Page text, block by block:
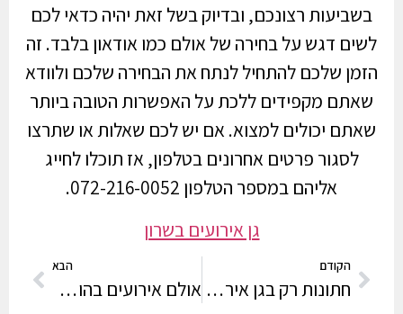
בשביעות רצונכם, ובדיוק בשל זאת יהיה כדאי לכם
לשים דגש על בחירה של אולם כמו אודאון בלבד. זה
הזמן שלכם להתחיל לנתח את הבחירה שלכם ולוודא
שאתם מקפידים ללכת על האפשרות הטובה ביותר
שאתם יכולים למצוא. אם יש לכם שאלות או שתרצו
לסגור פרטים אחרונים בטלפון, אז תוכלו לחייג
אליהם במספר הטלפון 072-216-0052.
גן אירועים בשרון
הקודם
חתונות רק בגן אירועים בעמק חפר
הבא
אולם אירועים בהוד השרון | אולמות אירועים בהוד השרון | אולם וגן אירועים בהוד השרון